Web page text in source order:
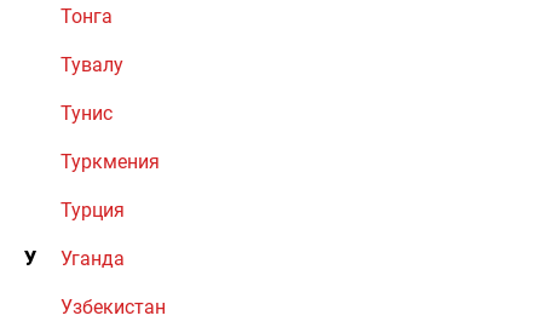
Тонга
Тувалу
Тунис
Туркмения
Турция
У Уганда
Узбекистан